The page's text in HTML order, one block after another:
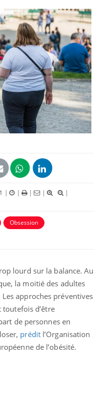
| | | |
|
Obsession
lourd sur la balance. Au
la moitié des adultes
approches préventives
d’être
de personnes en
préditl’Organisation
de l’obésité.